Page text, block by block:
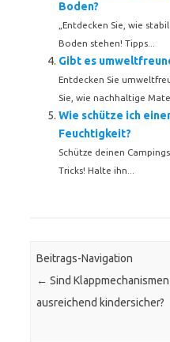
Boden?
„Entdecken Sie, wie
Boden stehen! Tipps...
Gibt es
Entdecken Sie
Sie, wie nachhaltige
Wie schütze ich
Feuchtigkeit?
Schütze deinen
Tricks! Halte ihn...
Beitrags-Navigation
← Sind Klappmechanismen
ausreichend kindersicher?